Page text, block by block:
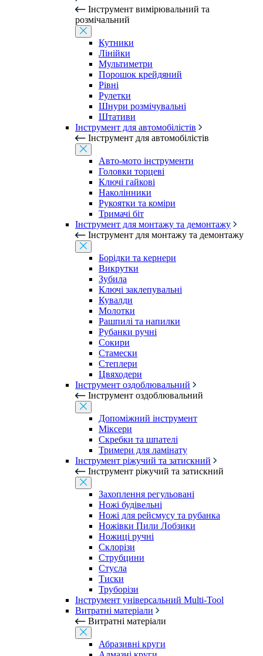
Інструмент вимірювальний та
розмічальний
Кутники
Лінійки
Мультиметри
Порошок крейдяний
Рівні
Рулетки
Шнури розмічувальні
Штативи
Інструмент для автомобілістів
Інструмент для автомобілістів
Авто-мото інструменти
Головки торцеві
Ключі гайкові
Наколінники
Рукоятки та коміри
Тримачі біт
Інструмент для монтажу та демонтажу
Інструмент для монтажу та демонтажу
Борідки та кернери
Викрутки
Зубила
Ключі заклепувальні
Кувалди
Молотки
Рашпилі та напилки
Рубанки ручні
Сокири
Стамески
Степлери
Цвяходери
Інструмент оздоблювальний
Інструмент оздоблювальний
Допоміжний інструмент
Міксери
Скребки та шпателі
Тримери для ламінату
Інструмент ріжучий та затискний
Інструмент ріжучий та затискний
Захоплення регульовані
Ножі будівельні
Ножі для рейсмусу та рубанка
Ножівки Пили Лобзики
Ножиці ручні
Склорізи
Струбцини
Стусла
Тиски
Труборізи
Інструмент універсальний Multi-Tool
Витратні матеріали
Витратні матеріали
Абразивні круги